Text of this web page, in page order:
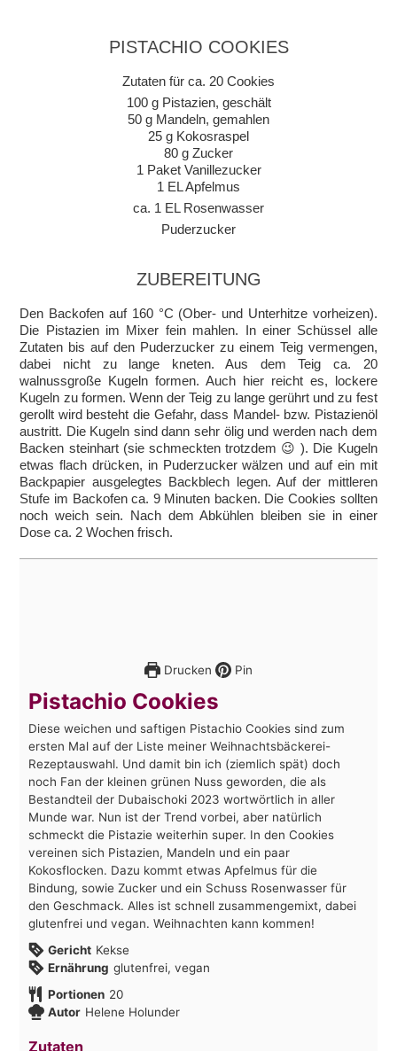
PISTACHIO COOKIES
Zutaten für ca. 20 Cookies
100 g Pistazien, geschält
50 g Mandeln, gemahlen
25 g Kokosraspel
80 g Zucker
1 Paket Vanillezucker
1 EL Apfelmus
ca. 1 EL Rosenwasser
Puderzucker
ZUBEREITUNG
Den Backofen auf 160 °C (Ober- und Unterhitze vorheizen).
Die Pistazien im Mixer fein mahlen. In einer Schüssel alle
Zutaten bis auf den Puderzucker zu einem Teig vermengen,
dabei nicht zu lange kneten. Aus dem Teig ca. 20
walnussgroße Kugeln formen. Auch hier reicht es, lockere
Kugeln zu formen. Wenn der Teig zu lange gerührt und zu fest
gerollt wird besteht die Gefahr, dass Mandel- bzw. Pistazienöl
austritt. Die Kugeln sind dann sehr ölig und werden nach dem
Backen steinhart (sie schmeckten trotzdem 😉 ). Die Kugeln
etwas flach drücken, in Puderzucker wälzen und auf ein mit
Backpapier ausgelegtes Backblech legen. Auf der mittleren
Stufe im Backofen ca. 9 Minuten backen. Die Cookies sollten
noch weich sein. Nach dem Abkühlen bleiben sie in einer
Dose ca. 2 Wochen frisch.
Drucken Pin
Pistachio Cookies
Diese weichen und saftigen Pistachio Cookies sind zum
ersten Mal auf der Liste meiner Weihnachtsbäckerei-
Rezeptauswahl. Und damit bin ich (ziemlich spät) doch
noch Fan der kleinen grünen Nuss geworden, die als
Bestandteil der Dubaischoki 2023 wortwörtlich in aller
Munde war. Nun ist der Trend vorbei, aber natürlich
schmeckt die Pistazie weiterhin super. In den Cookies
vereinen sich Pistazien, Mandeln und ein paar
Kokosflocken. Dazu kommt etwas Apfelmus für die
Bindung, sowie Zucker und ein Schuss Rosenwasser für
den Geschmack. Alles ist schnell zusammengemixt, dabei
glutenfrei und vegan. Weihnachten kann kommen!
Gericht Kekse
Ernährung glutenfrei, vegan
Portionen 20
Autor Helene Holunder
Zutaten